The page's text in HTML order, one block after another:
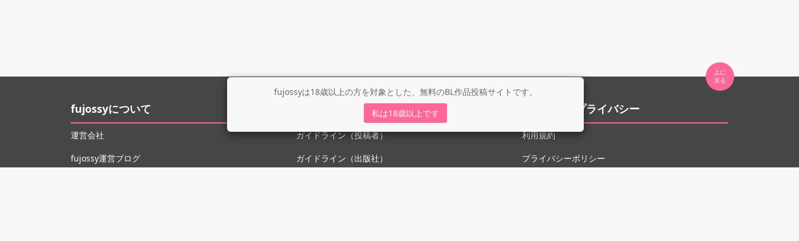
fujossyは18歳以上の方を対象とした、無料のBL作品投稿サイトです。
私は18歳以上です
上に
fujossyについて
運営会社
fujossy運営ブログ
ガイドライン（投稿者）
ガイドライン（出版社）
利用規約とプライバシー
利用規約
プライバシーポリシー